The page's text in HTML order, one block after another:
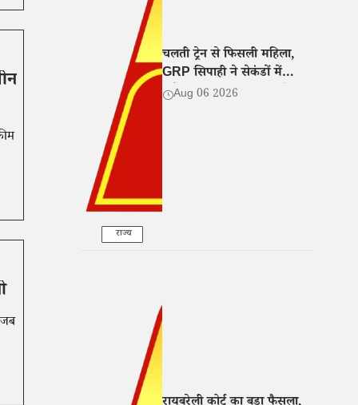
राज्य
चलती ट्रेन से फिसली महिला,
GRP सिपाही ने सेकंडों में
खींचकर बचाई जान, वीडियो
Aug 06 2026